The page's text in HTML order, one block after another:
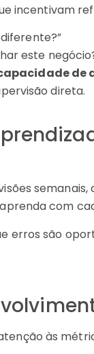
incentivam
este
de
direta.
semanais,
com
erros são
às